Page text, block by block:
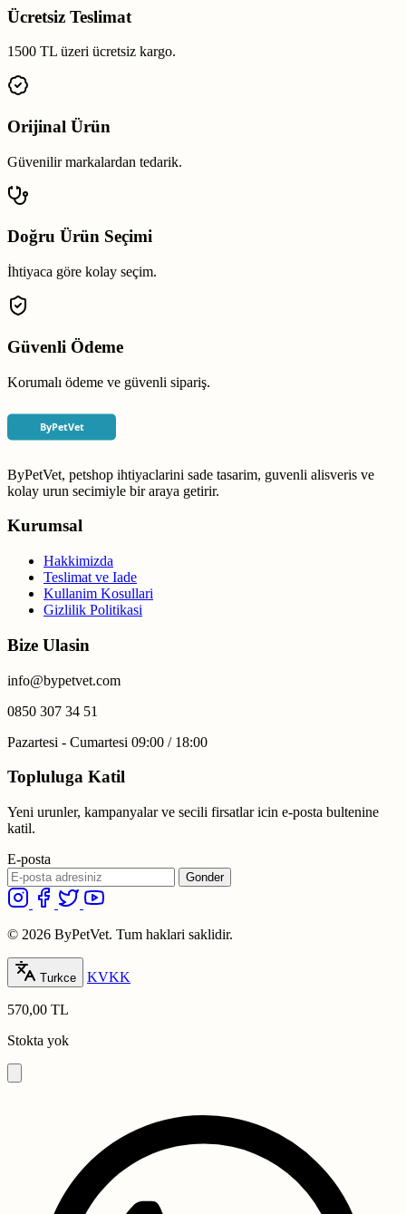
Ücretsiz Teslimat
1500 TL üzeri ücretsiz kargo.
Orijinal Ürün
Güvenilir markalardan tedarik.
Doğru Ürün Seçimi
İhtiyaca göre kolay seçim.
Güvenli Ödeme
Korumalı ödeme ve güvenli sipariş.
ByPetVet, petshop ihtiyaclarini sade tasarim, guvenli alisveris ve
kolay urun secimiyle bir araya getirir.
Kurumsal
Hakkimizda
Teslimat ve Iade
Kullanim Kosullari
Gizlilik Politikasi
Bize Ulasin
info@bypetvet.com
0850 307 34 51
Pazartesi - Cumartesi 09:00 / 18:00
Topluluga Katil
Yeni urunler, kampanyalar ve secili firsatlar icin e-posta bultenine
katil.
E-posta
Gonder
© 2026 ByPetVet. Tum haklari saklidir.
Turkce KVKK
570,00 TL
Stokta yok